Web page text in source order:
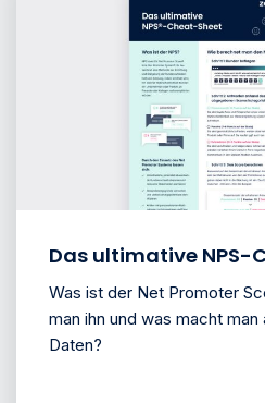
Das ultimative NPS-
Was ist der Net Promoter
man ihn und was macht
Daten?